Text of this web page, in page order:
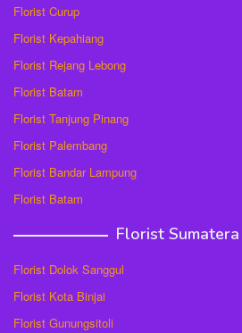
Florist Curup
Florist Kepahiang
Florist Rejang Lebong
Florist Batam
Florist Tanjung Pinang
Florist Palembang
Florist Bandar Lampung
Florist Batam
Florist
Florist Dolok Sanggul
Florist Kota Binjai
Florist Gunungsitoli